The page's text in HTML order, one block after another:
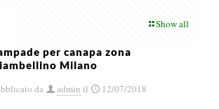
Show all
per canapa zona
Milano
da
admin il 12/07/2018